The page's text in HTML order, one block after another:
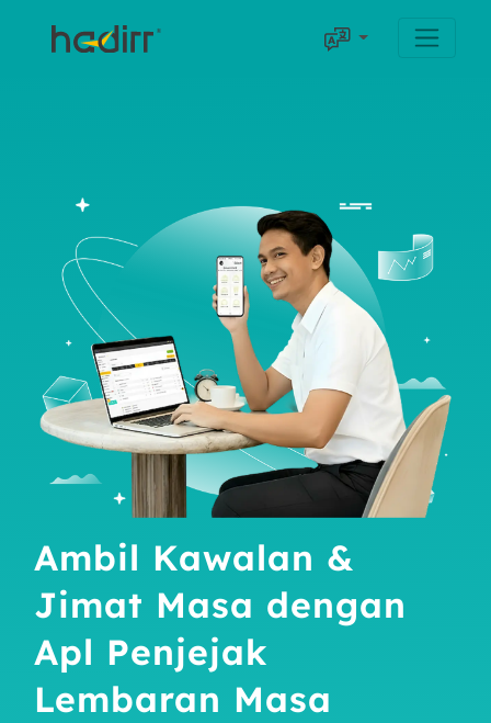
Ambil Kawalan &
Jimat Masa dengan
Apl Penjejak
Lembaran Masa